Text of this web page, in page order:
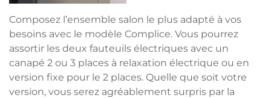
Composez l’ensemble salon le plus adapté à vos
besoins avec le modèle Complice. Vous pourrez
assortir les deux fauteuils électriques avec un
canapé 2 ou 3 places à relaxation électrique ou en
version fixe pour le 2 places. Quelle que soit votre
version, vous serez agréablement surpris par la